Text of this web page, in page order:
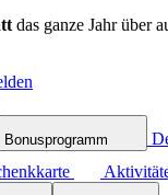
das ganze Jahr über
Bonusprogramm